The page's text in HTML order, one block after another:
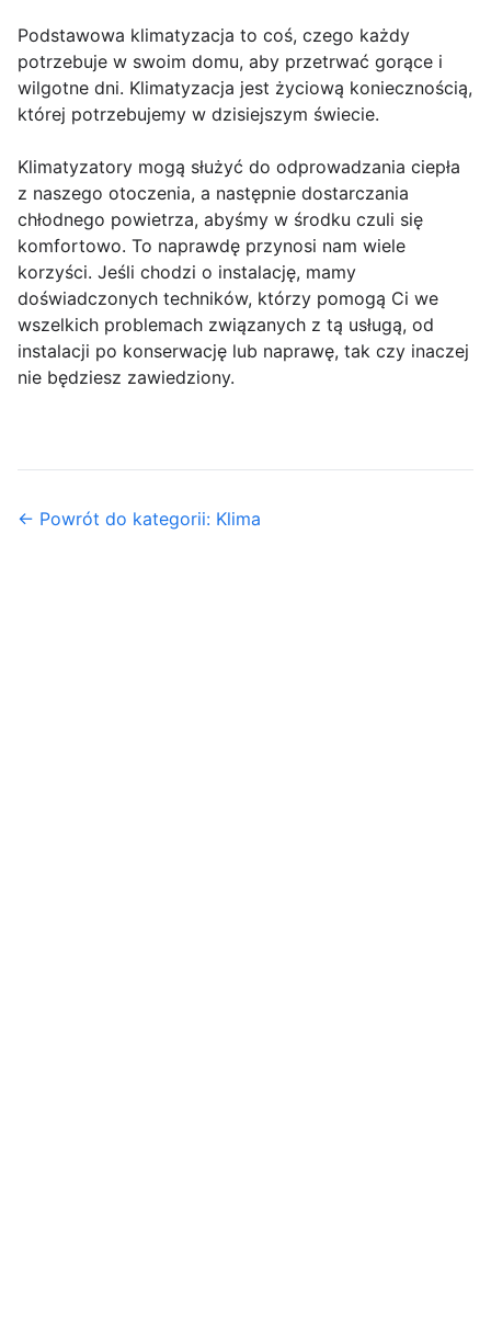
Podstawowa klimatyzacja to coś, czego każdy
potrzebuje w swoim domu, aby przetrwać gorące i
wilgotne dni. Klimatyzacja jest życiową koniecznością,
której potrzebujemy w dzisiejszym świecie.
Klimatyzatory mogą służyć do odprowadzania ciepła
z naszego otoczenia, a następnie dostarczania
chłodnego powietrza, abyśmy w środku czuli się
komfortowo. To naprawdę przynosi nam wiele
korzyści. Jeśli chodzi o instalację, mamy
doświadczonych techników, którzy pomogą Ci we
wszelkich problemach związanych z tą usługą, od
instalacji po konserwację lub naprawę, tak czy inaczej
nie będziesz zawiedziony.
← Powrót do kategorii: Klima